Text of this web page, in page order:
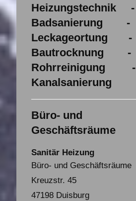
Heizungstechnik -
Badsanierung -
Leckageortung -
Bautrocknung -
Rohrreinigung -
Kanalsanierung
Büro- und
Geschäftsräume
Sanitär Heizung
Büro- und Geschäftsräume
Kreuzstr. 45
47198 Duisburg